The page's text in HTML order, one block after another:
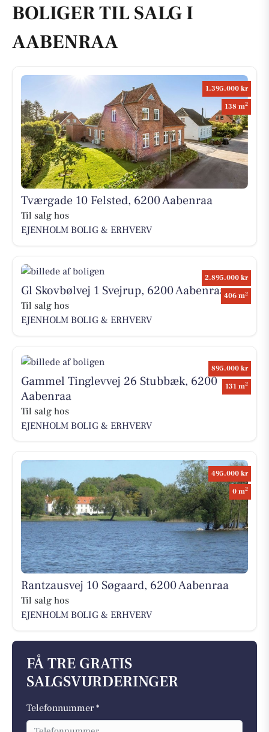
BOLIGER TIL SALG I
AABENRAA
1.395.000 kr
138 m2
Tværgade 10 Felsted, 6200 Aabenraa
Til salg hos
EJENHOLM BOLIG & ERHVERV
2.895.000 kr
406 m2
Gl Skovbølvej 1 Svejrup, 6200 Aabenraa
Til salg hos
EJENHOLM BOLIG & ERHVERV
895.000 kr
131 m2
Gammel Tinglevvej 26 Stubbæk, 6200
Aabenraa
Til salg hos
EJENHOLM BOLIG & ERHVERV
495.000 kr
0 m2
Rantzausvej 10 Søgaard, 6200 Aabenraa
Til salg hos
EJENHOLM BOLIG & ERHVERV
FÅ TRE GRATIS
SALGSVURDERINGER
Telefonnummer *